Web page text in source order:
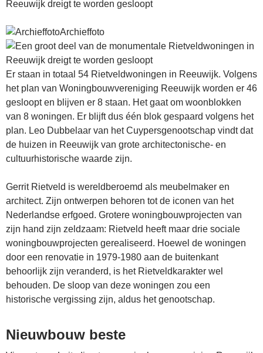
Reeuwijk dreigt te worden gesloopt
Archieffoto
Er staan in totaal 54 Rietveldwoningen in Reeuwijk. Volgens
het plan van Woningbouwvereniging Reeuwijk worden er 46
gesloopt en blijven er 8 staan. Het gaat om woonblokken
van 8 woningen. Er blijft dus één blok gespaard volgens het
plan. Leo Dubbelaar van het Cuypersgenootschap vindt dat
de huizen in Reeuwijk van grote architectonische- en
cultuurhistorische waarde zijn.
Gerrit Rietveld is wereldberoemd als meubelmaker en
architect. Zijn ontwerpen behoren tot de iconen van het
Nederlandse erfgoed. Grotere woningbouwprojecten van
zijn hand zijn zeldzaam: Rietveld heeft maar drie sociale
woningbouwprojecten gerealiseerd. Hoewel de woningen
door een renovatie in 1979-1980 aan de buitenkant
behoorlijk zijn veranderd, is het Rietveldkarakter wel
behouden. De sloop van deze woningen zou een
historische vergissing zijn, aldus het genootschap.
Nieuwbouw beste